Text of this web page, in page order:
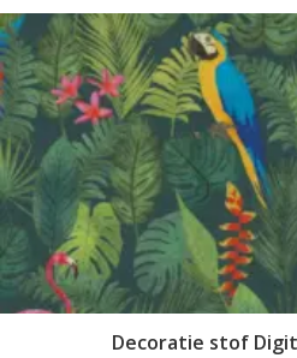
ganzen
gemberkoekjes
geometrisch
ginko
gnome
grafisch
groene thee
Decoratie stof